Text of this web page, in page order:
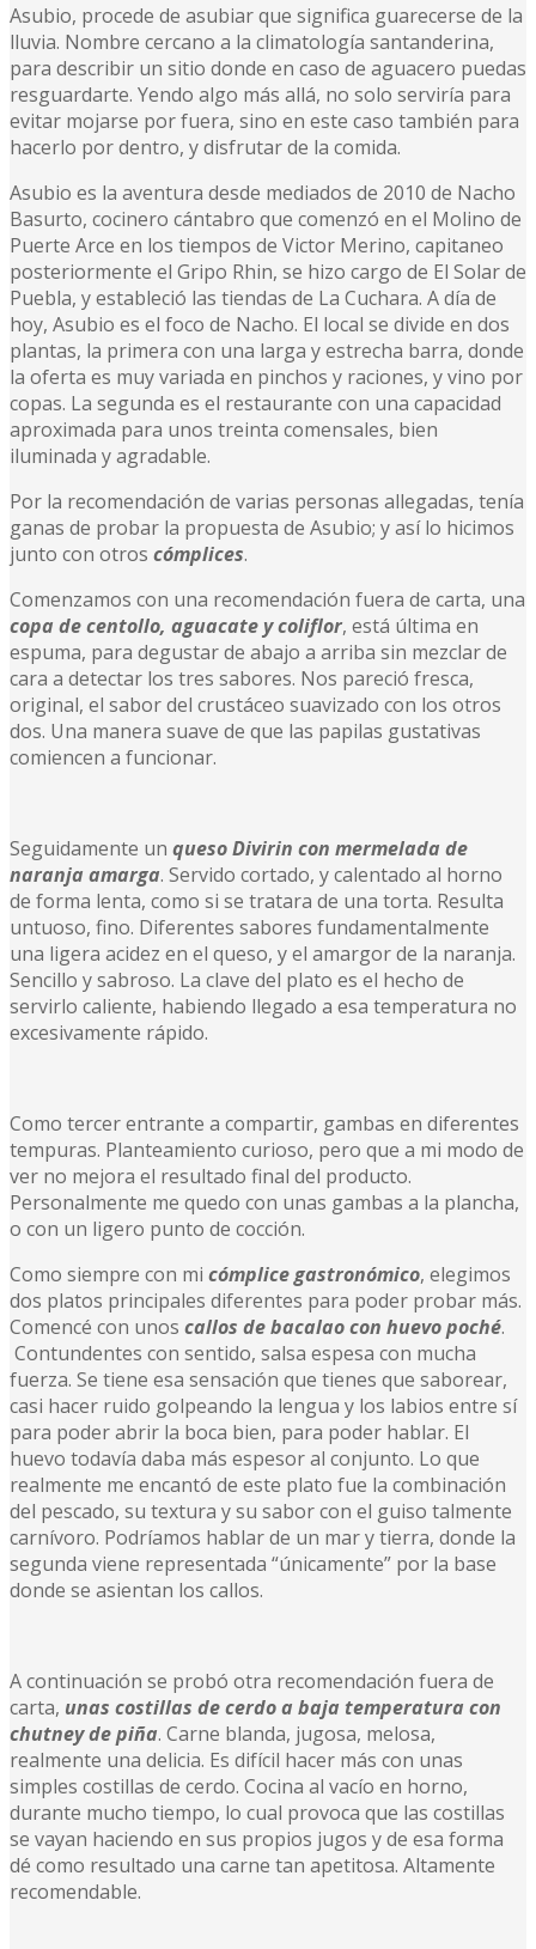
Asubio, procede de asubiar que significa guarecerse de la
lluvia. Nombre cercano a la climatología santanderina,
para describir un sitio donde en caso de aguacero puedas
resguardarte. Yendo algo más allá, no solo serviría para
evitar mojarse por fuera, sino en este caso también para
hacerlo por dentro, y disfrutar de la comida.
Asubio es la aventura desde mediados de 2010 de Nacho
Basurto, cocinero cántabro que comenzó en el Molino de
Puerte Arce en los tiempos de Victor Merino, capitaneo
posteriormente el Gripo Rhin, se hizo cargo de El Solar de
Puebla, y estableció las tiendas de La Cuchara. A día de
hoy, Asubio es el foco de Nacho. El local se divide en dos
plantas, la primera con una larga y estrecha barra, donde
la oferta es muy variada en pinchos y raciones, y vino por
copas. La segunda es el restaurante con una capacidad
aproximada para unos treinta comensales, bien
iluminada y agradable.
Por la recomendación de varias personas allegadas, tenía
ganas de probar la propuesta de Asubio; y así lo hicimos
junto con otros cómplices.
Comenzamos con una recomendación fuera de carta, una
copa de centollo, aguacate y coliflor, está última en
espuma, para degustar de abajo a arriba sin mezclar de
cara a detectar los tres sabores. Nos pareció fresca,
original, el sabor del crustáceo suavizado con los otros
dos. Una manera suave de que las papilas gustativas
comiencen a funcionar.
Seguidamente un queso Divirin con mermelada de
naranja amarga. Servido cortado, y calentado al horno
de forma lenta, como si se tratara de una torta. Resulta
untuoso, fino. Diferentes sabores fundamentalmente
una ligera acidez en el queso, y el amargor de la naranja.
Sencillo y sabroso. La clave del plato es el hecho de
servirlo caliente, habiendo llegado a esa temperatura no
excesivamente rápido.
Como tercer entrante a compartir, gambas en diferentes
tempuras. Planteamiento curioso, pero que a mi modo de
ver no mejora el resultado final del producto.
Personalmente me quedo con unas gambas a la plancha,
o con un ligero punto de cocción.
Como siempre con mi cómplice gastronómico, elegimos
dos platos principales diferentes para poder probar más.
Comencé con unos callos de bacalao con huevo poché.
Contundentes con sentido, salsa espesa con mucha
fuerza. Se tiene esa sensación que tienes que saborear,
casi hacer ruido golpeando la lengua y los labios entre sí
para poder abrir la boca bien, para poder hablar. El
huevo todavía daba más espesor al conjunto. Lo que
realmente me encantó de este plato fue la combinación
del pescado, su textura y su sabor con el guiso talmente
carnívoro. Podríamos hablar de un mar y tierra, donde la
segunda viene representada “únicamente” por la base
donde se asientan los callos.
A continuación se probó otra recomendación fuera de
carta, unas costillas de cerdo a baja temperatura con
chutney de piña. Carne blanda, jugosa, melosa,
realmente una delicia. Es difícil hacer más con unas
simples costillas de cerdo. Cocina al vacío en horno,
durante mucho tiempo, lo cual provoca que las costillas
se vayan haciendo en sus propios jugos y de esa forma
dé como resultado una carne tan apetitosa. Altamente
recomendable.